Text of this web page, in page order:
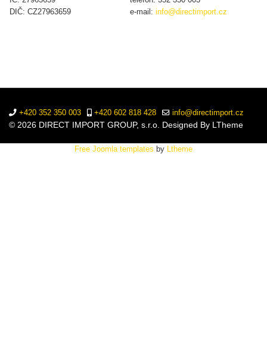
DIČ: CZ27963659
e-mail: info@directimport.cz
+420 352 350 003 +420 602 818 428 info@directimport.cz
© 2026 DIRECT IMPORT GROUP, s.r.o. Designed By LTheme
Free Joomla templates by Ltheme